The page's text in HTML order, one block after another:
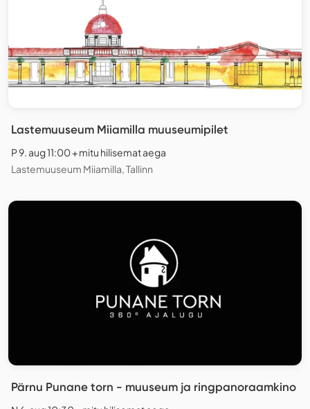
Lastemuuseum Miiamilla muuseumipilet
P 9. aug 11:00 + mitu hilisemat aega
Lastemuuseum Miiamilla, Tallinn
Pärnu Punane torn - muuseum ja ringpanoraamkino